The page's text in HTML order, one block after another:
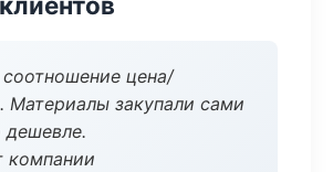
цена/
Материалы закупали сами
компании